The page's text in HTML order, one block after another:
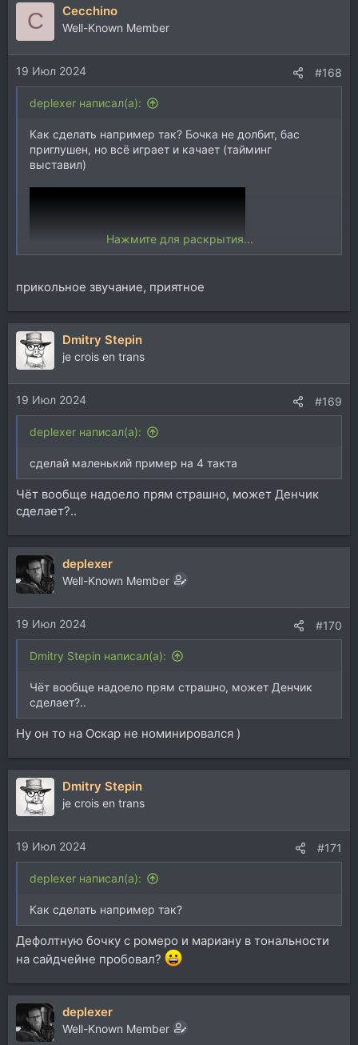
и
и
:
C Cecchino
Well-Known Member
19 Июл 2024 #168
deplexer написал(а):
Как сделать например так? Бочка не долбит, бас
приглушен, но всё играет и качает (тайминг
выставил)
Нажмите для раскрытия...
прикольное звучание, приятное
Dmitry Stepin
je crois en trans
19 Июл 2024 #169
deplexer написал(а):
сделай маленький пример на 4 такта
Чёт вообще надоело прям страшно, может Денчик
сделает?..
deplexer
Well-Known Member
19 Июл 2024 #170
Dmitry Stepin написал(а):
Чёт вообще надоело прям страшно, может Денчик
сделает?..
Ну он то на Оскар не номинировался )
Dmitry Stepin
je crois en trans
19 Июл 2024 #171
deplexer написал(а):
Как сделать например так?
Дефолтную бочку с ромеро и мариану в тональности
на сайдчейне пробовал?
deplexer
Well-Known Member